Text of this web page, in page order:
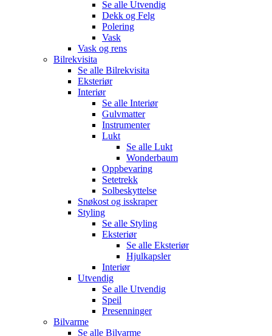
Se alle Utvendig
Dekk og Felg
Polering
Vask
Vask og rens
Bilrekvisita
Se alle Bilrekvisita
Eksteriør
Interiør
Se alle Interiør
Gulvmatter
Instrumenter
Lukt
Se alle Lukt
Wonderbaum
Oppbevaring
Setetrekk
Solbeskyttelse
Snøkost og isskraper
Styling
Se alle Styling
Eksteriør
Se alle Eksteriør
Hjulkapsler
Interiør
Utvendig
Se alle Utvendig
Speil
Presenninger
Bilvarme
Se alle Bilvarme